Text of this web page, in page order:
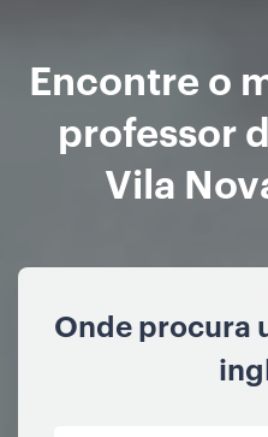
Encontre o
professor
Vila
Onde procura